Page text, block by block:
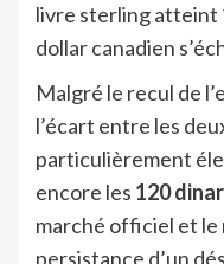
livre sterling atteint
dollar canadien
Malgré le recul de
l’écart entre les
particulièrement
encore les 120
marché officiel et le
persistance d’un